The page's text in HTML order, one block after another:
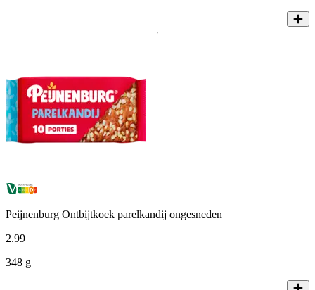
Peijnenburg Ontbijtkoek parelkandij ongesneden
2.99
348 g